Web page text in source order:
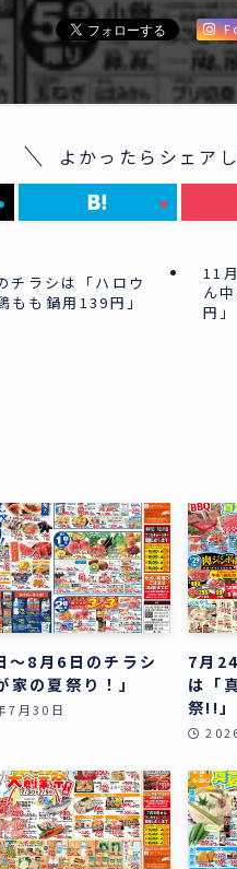
よかったらシェア
ラシは「ハロウ
もも鍋用139円」
11
ん
円」
～8月6日のチラシ
家の夏祭り！」
7月30日
7月
は「
祭!!」